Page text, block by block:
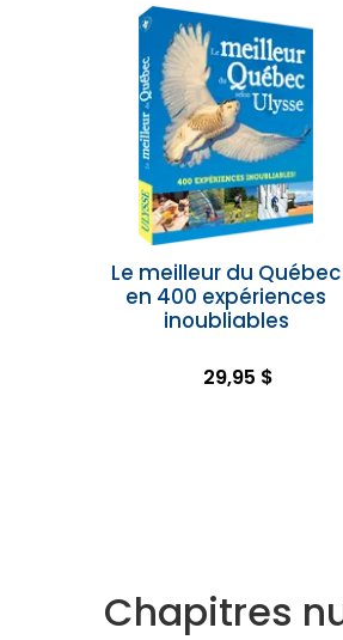
Le meilleur du Québec
en 400 expériences
inoubliables
29,95 $
Chapitres